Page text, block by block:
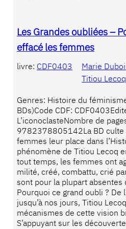
Les Grandes oubliées –
effacé les femmes
livre: CDF0403 Marie
Titiou Lecoq
Genres: Histoire du
BDs)Code CDF:
L’iconoclasteNombre de
9782378805142La BD culte
femmes leur place dans
phénomène de Titiou Lecoq
tout temps, les femmes ont
milité, créé, combattu, crié
sont pour la plupart absentes
Pourquoi ce grand oubli ? De
jusqu’à nos jours, Titiou
mécanismes de cette vision
S’appuyant sur les